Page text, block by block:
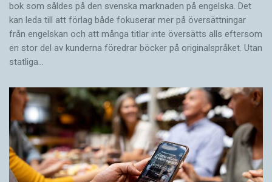
bok som såldes på den svenska marknaden på engelska. Det
kan leda till att förlag både fokuserar mer på översättningar
från engelskan och att många titlar inte översätts alls eftersom
en stor del av kunderna föredrar böcker på originalspråket. Utan
statliga…